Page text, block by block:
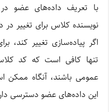
با تعریف داده‌های
نویسنده کلاس برای تغییر
اگر پیاده‌سازی تغییر کند،
تنها کافی است که کد
عمومی‌ باشند، آنگاه ممکن
این داده‌های عضو دسترسی